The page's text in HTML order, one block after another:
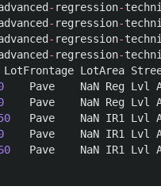
- regression-
- regression-
- regression-
- regression-
LotFrontage LotArea
Pave NaN Reg Lvl
Pave NaN Reg Lvl
Pave NaN IR1 Lvl
Pave NaN IR1 Lvl
Pave NaN IR1 Lvl